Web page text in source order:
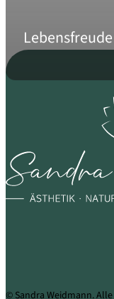
© Sandra Weidmann.